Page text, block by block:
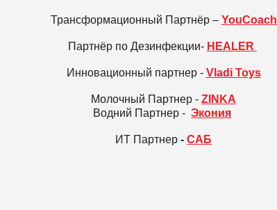
Трансформационный Партнёр – YouCoach
Партнёрпо Дезинфекции- HEALER
Инновационный партнер - Vladi Toys
Молочный Партнер -ZINKA
Водний Партнер - Экония
ИТ Партнер -САБ